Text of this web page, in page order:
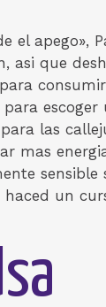
el
asi que
las
mas
un